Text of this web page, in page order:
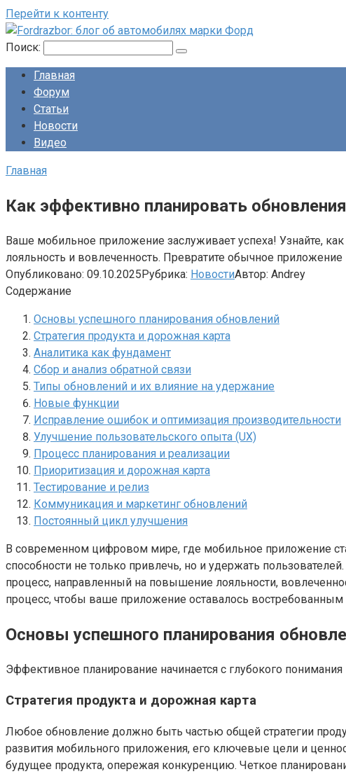
Перейти к контенту
Поиск:
Главная
Форум
Статьи
Новости
Видео
Главная
Как эффективно планировать
Ваше мобильное приложение заслуживает успеха! Узнайте,
лояльность и вовлеченность. Превратите обычное
Опубликовано: 09.10.2025Рубрика: НовостиАвтор: Andrey
Содержание
Основы успешного планирования обновлений
Стратегия продукта и дорожная карта
Аналитика как фундамент
Сбор и анализ обратной связи
Типы обновлений и их влияние на удержание
Новые функции
Исправление ошибок и оптимизация производительности
Улучшение пользовательского опыта (UX)
Процесс планирования и реализации
Приоритизация и дорожная карта
Тестирование и релиз
Коммуникация и маркетинг обновлений
Постоянный цикл улучшения
В современном цифровом мире, где мобильное приложение
способности не только привлечь, но и удержать
процесс, направленный на повышение лояльности,
процесс, чтобы ваше приложение оставалось
Основы успешного планирования
Эффективное планирование начинается с глубокого
Стратегия продукта и дорожная карта
Любое обновление должно быть частью общей стратегии
развития мобильного приложения, его ключевые цели и
будущее продукта, опережая конкуренцию. Четкое